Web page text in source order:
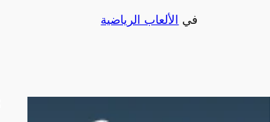
في الألعاب الرياضية